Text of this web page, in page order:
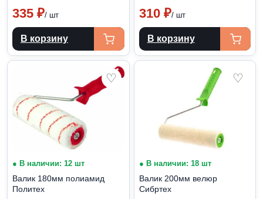
335 ₽/ шт
В корзину
310 ₽/ шт
В корзину
♡
● В наличии: 12 шт
Валик 180мм полиамид
Политех
♡
● В наличии: 18 шт
Валик 200мм велюр
Сибртех